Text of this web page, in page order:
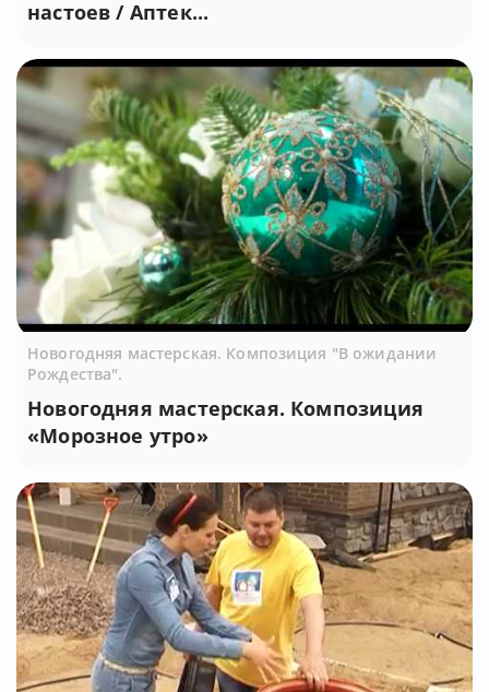
настоев / Аптек...
Новогодняя мастерская. Композиция "В ожидании
Рождества".
Новогодняя мастерская. Композиция
«Морозное утро»